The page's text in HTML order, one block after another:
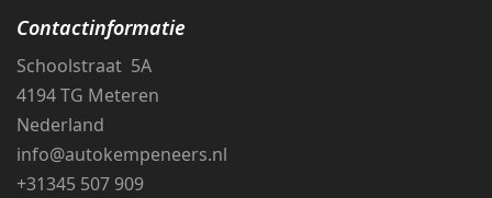
Contactinformatie
Schoolstraat 5A
4194 TG Meteren
Nederland
info@autokempeneers.nl
+31345 507 909